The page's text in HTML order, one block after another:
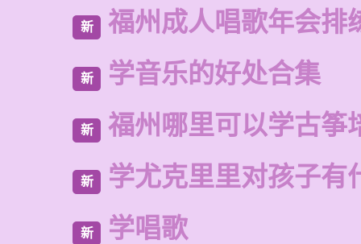
新 福州成人唱歌年会排
新 学音乐的好处合集
新 福州哪里可以学古筝
新 学尤克里里对孩子有
新 学唱歌